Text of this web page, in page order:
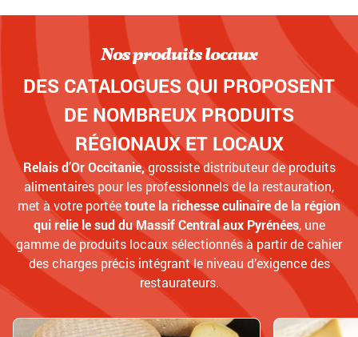
Nos produits locaux
DES CATALOGUES QUI PROPOSENT
DE NOMBREUX PRODUITS
RÉGIONAUX ET LOCAUX
Relais d’Or Occitanie,grossiste distributeur de produits
alimentaires pour les professionnels de la restauration,
met à votre portéetoute la richesse culinaire de la région
qui relie le sud du Massif Central aux Pyrénées, une
gamme de produits locaux sélectionnés à partir de cahier
des charges précis intégrant le niveau d’exigence des
restaurateurs.